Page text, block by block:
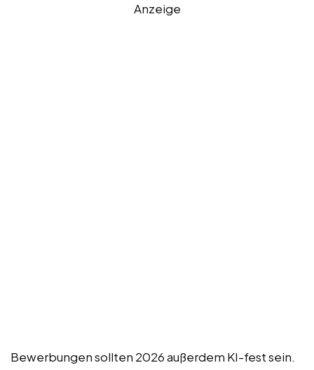
Anzeige
Bewerbungen sollten 2026 außerdem KI-fest sein.